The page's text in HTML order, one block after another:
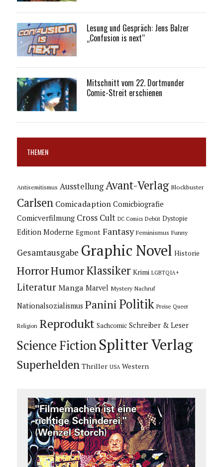
Lesung und Gespräch: Jens Balzer
„Confusion is next“
Mitschnitt vom 22. Dortmunder
Comic-Streit erschienen
THEMEN
Antisemitismus Ausstellung Avant-Verlag Blockbuster
Carlsen Comicadaption Comicbiografie
Comicverfilmung Cross Cult DC Comics Debüt Dystopie
Edition Moderne Egmont Fantasy Feminismus Funny
Gesamtausgabe Graphic Novel Historie
HorrorHumorKlassiker Krimi LGBTQIA+
Literatur Manga Marvel Mystery Nachruf
Nationalsozialismus Panini Politik Preise Queer
Religion Reprodukt Sachcomic Schreiber & Leser
Science Fiction Splitter Verlag
Superhelden Thriller USA Western